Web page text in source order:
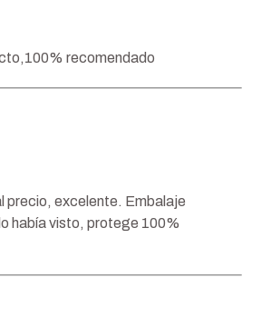
recomendado
precio, excelente. Embalaje
había visto, protege 100%